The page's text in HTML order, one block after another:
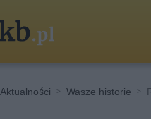
Aktualności Wasze historie